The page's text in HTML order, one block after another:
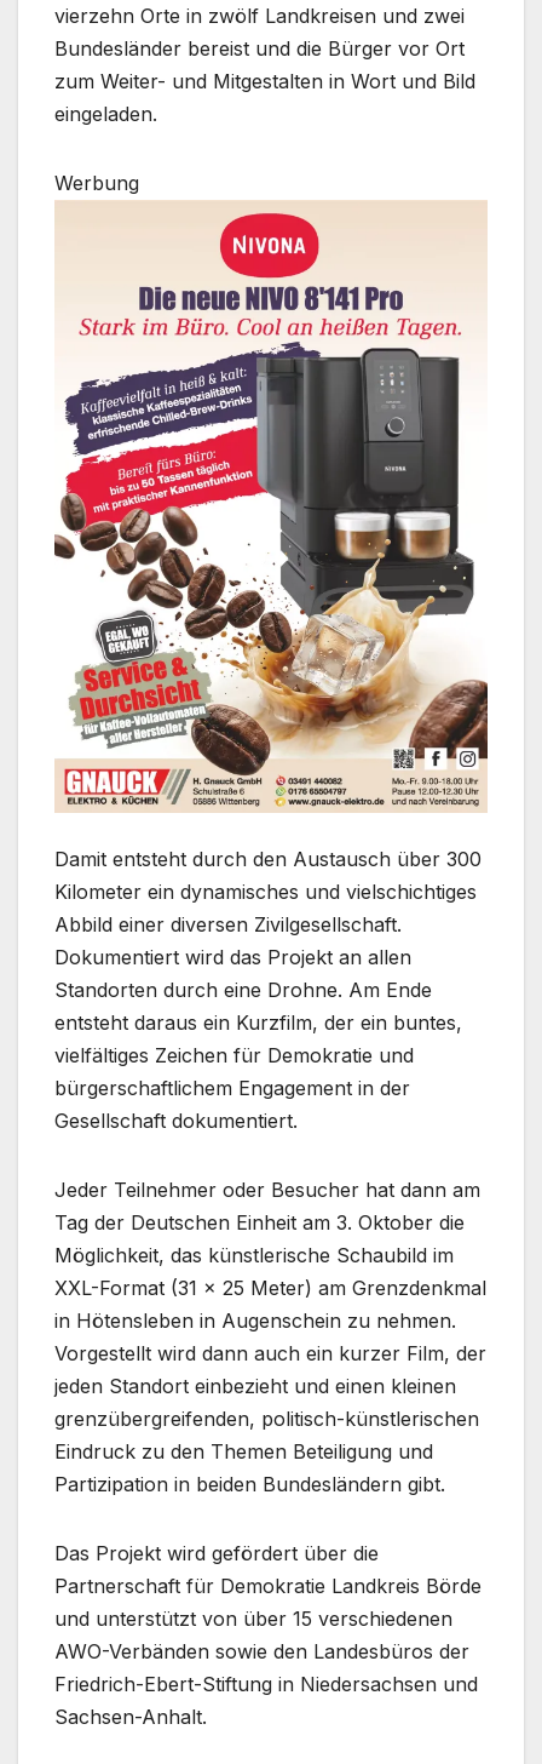
vierzehn Orte in zwölf Landkreisen und zwei
Bundesländer bereist und die Bürger vor Ort
zum Weiter- und Mitgestalten in Wort und Bild
eingeladen.
Werbung
Damit entsteht durch den Austausch über 300
Kilometer ein dynamisches und vielschichtiges
Abbild einer diversen Zivilgesellschaft.
Dokumentiert wird das Projekt an allen
Standorten durch eine Drohne. Am Ende
entsteht daraus ein Kurzfilm, der ein buntes,
vielfältiges Zeichen für Demokratie und
bürgerschaftlichem Engagement in der
Gesellschaft dokumentiert.
Jeder Teilnehmer oder Besucher hat dann am
Tag der Deutschen Einheit am 3. Oktober die
Möglichkeit, das künstlerische Schaubild im
XXL-Format (31 x 25 Meter) am Grenzdenkmal
in Hötensleben in Augenschein zu nehmen.
Vorgestellt wird dann auch ein kurzer Film, der
jeden Standort einbezieht und einen kleinen
grenzübergreifenden, politisch-künstlerischen
Eindruck zu den Themen Beteiligung und
Partizipation in beiden Bundesländern gibt.
Das Projekt wird gefördert über die
Partnerschaft für Demokratie Landkreis Börde
und unterstützt von über 15 verschiedenen
AWO-Verbänden sowie den Landesbüros der
Friedrich-Ebert-Stiftung in Niedersachsen und
Sachsen-Anhalt.